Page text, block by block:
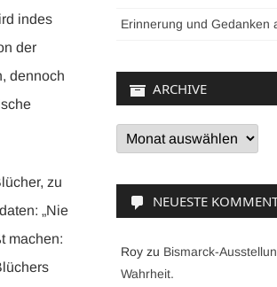
indes
der
dennoch
zu
„Nie
machen:
Erinnerung und Gedanken
ARCHIVE
Archive
NEUESTE
Roy zu Bismarck-
Wahrheit.